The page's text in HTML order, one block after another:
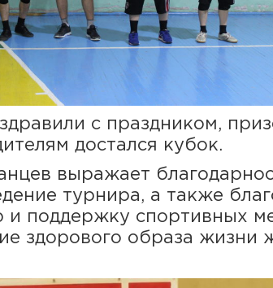
с праздником,
достался кубок.
выражает
турнира, а также
и поддержку спортивных
здорового образа жизни